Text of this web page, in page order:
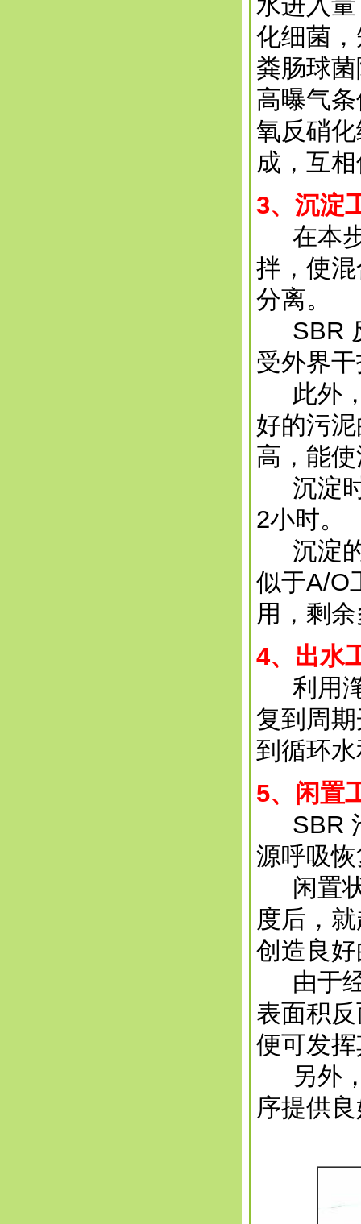
化细菌
粪肠球
高曝气
氧反硝
成，互
3、沉淀
在本步
拌，使
分离。
SBR
受外界
此外，
好的污
高，能
沉淀时
2小时。
沉淀的
似于A/O
用，剩
4、出水
利用滗
复到周
到循环
5、闲置
SBR
源呼吸
闲置状
度后，
创造良
由于经
表面积
便可发
另外，
序提供